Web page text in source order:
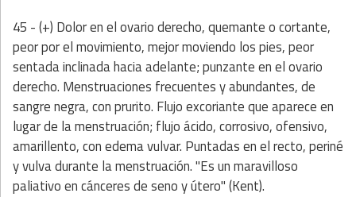
45 - (+) Dolor en el ovario derecho, quemante o cortante,
peor por el movimiento, mejor moviendo los pies, peor
sentada inclinada hacia adelante; punzante en el ovario
derecho. Menstruaciones frecuentes y abundantes, de
sangre negra, con prurito. Flujo excoriante que aparece en
lugar de la menstruación; flujo ácido, corrosivo, ofensivo,
amarillento, con edema vulvar. Puntadas en el recto, periné
y vulva durante la menstruación. "Es un maravilloso
paliativo en cánceres de seno y útero" (Kent).